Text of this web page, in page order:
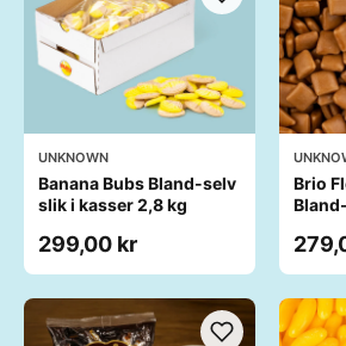
UNKNOWN
Banana Bubs Bland-selv
slik i kasser 2,8 kg
299,00 kr
Brio